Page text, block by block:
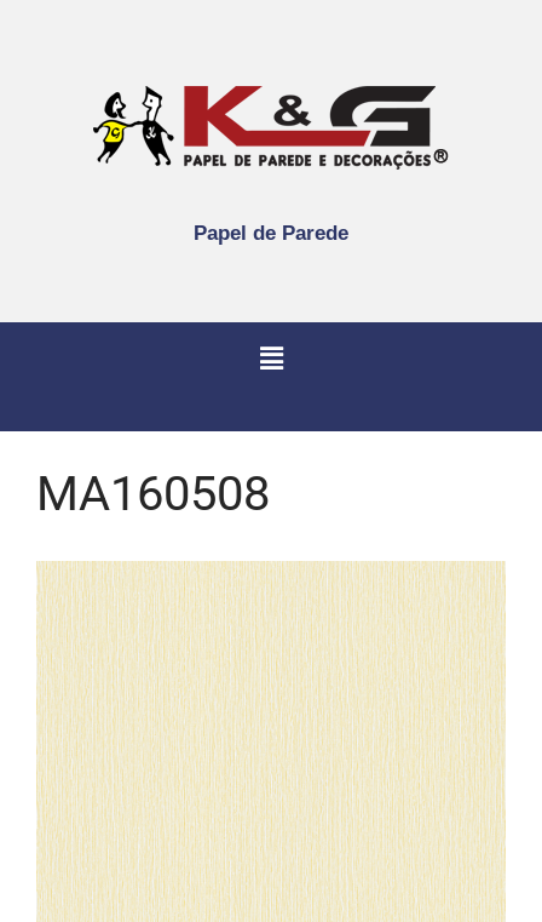
Papel de Parede
MA160508